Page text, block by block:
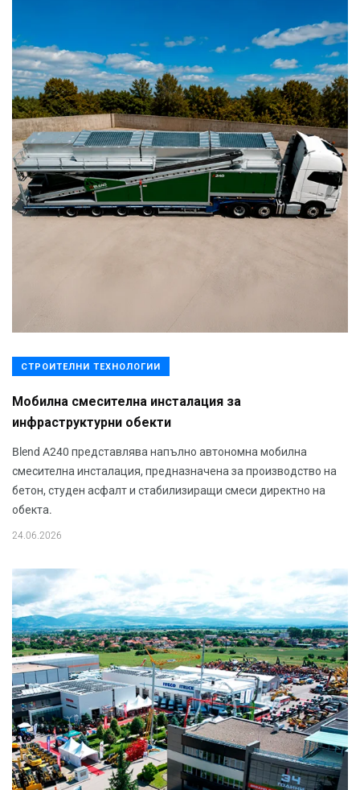
СТРОИТЕЛНИ ТЕХНОЛОГИИ
Мобилна смесителна инсталация за
инфраструктурни обекти
Blend A240 представлява напълно автономна мобилна
смесителна инсталация, предназначена за производство на
бетон, студен асфалт и стабилизиращи смеси директно на
обекта.
24.06.2026